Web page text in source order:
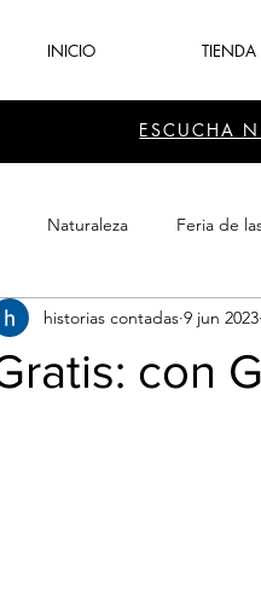
INICIO TIENDA
ESCUCHA
Naturaleza Feria de
Patrimonio Sector Cultura
con
historias contadas 9 jun 2023